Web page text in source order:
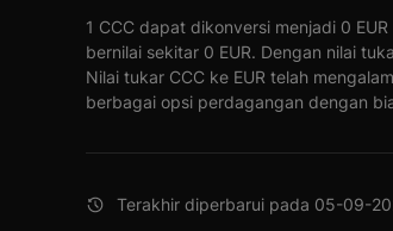
1 CCC dapat dikonversi menjadi 0
bernilai sekitar 0 EUR. Dengan nilai
Nilai tukar CCC ke EUR telah
berbagai opsi perdagangan dengan
Terakhir diperbarui pada 05-09-